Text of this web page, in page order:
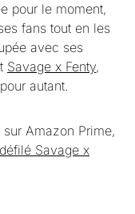
pour le moment,
fans tout en les
avec ses
Savage x Fenty,
autant.
Amazon Prime,
Savage x